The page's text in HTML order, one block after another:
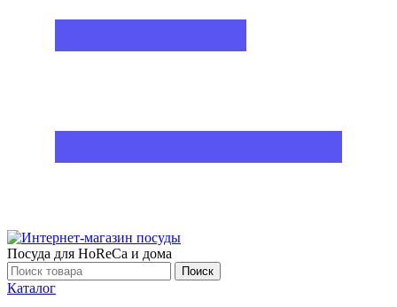
Посуда для HoReCa и дома
Поиск
Каталог